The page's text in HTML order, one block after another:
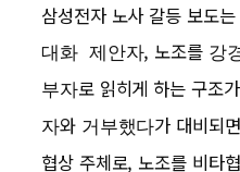
삼성전자 노사 갈등 보도
대화 제안자, 노조를 강
부자로 읽히게 하는 구조
자와 거부했다가 대비되
협상 주체로, 노조를 비타